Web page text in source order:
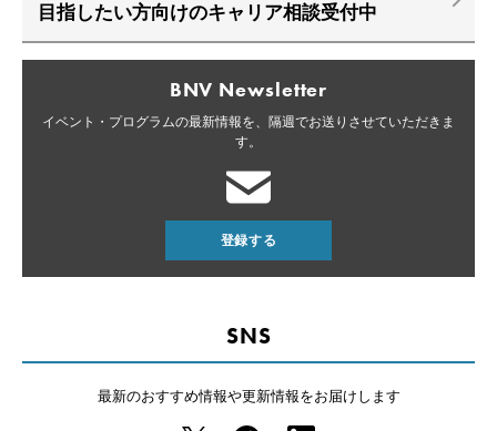
目指したい方向けのキャリア相談受付中
BNV Newsletter
イベント・プログラムの最新情報を、 隔週でお送りさせていただきま
す。
登録する
SNS
最新のおすすめ情報や更新情報をお届けします